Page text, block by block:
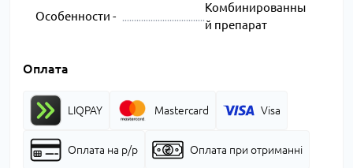
Особенности -
Комбинированны
й препарат
Оплата
LIQPAY Mastercard Visa
Оплата на р/р Оплата при отриманні